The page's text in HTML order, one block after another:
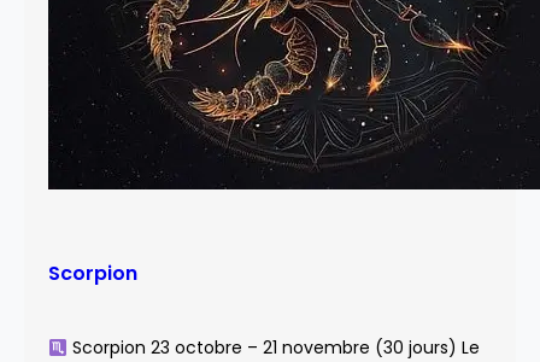
Scorpion
Scorpion 23 octobre – 21 novembre (30 jours) Le